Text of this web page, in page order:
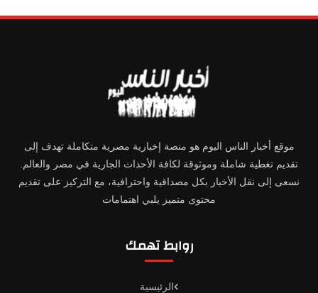
موقع أخبار الناس اليوم هو منصة إخبارية مصرية متكاملة تهدف إلى
تقديم تغطية شاملة وموثوقة لكافة الأحداث الجارية في مصر والعالم.
نسعى إلى نقل الأخبار بكل مصداقية واحترافية، مع التركيز على تقديم
محتوى متميز يلبي اهتمامات
روابط تهمك
الرئيسية